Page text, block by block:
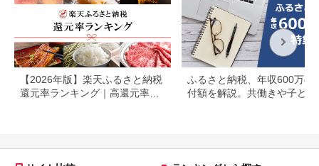
【2026年版】楽天ふるさと納税
還元率ランキング｜高還元率返
ふるさと納税、年収600万の
付額を解説。共働きや子ども